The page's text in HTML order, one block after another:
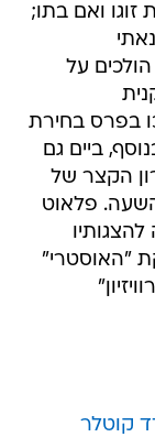
ואם בתו;
על
בפרס בחירת
ביים גם
הקצר של
השעה. פלאוט
"האוסטרי"
קוטלר